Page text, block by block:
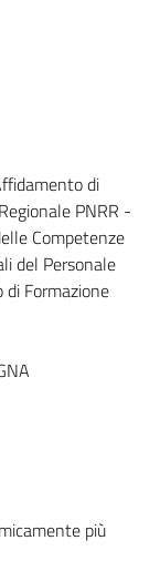
di
PNRR -
Competenze
del Personale
di Formazione
più